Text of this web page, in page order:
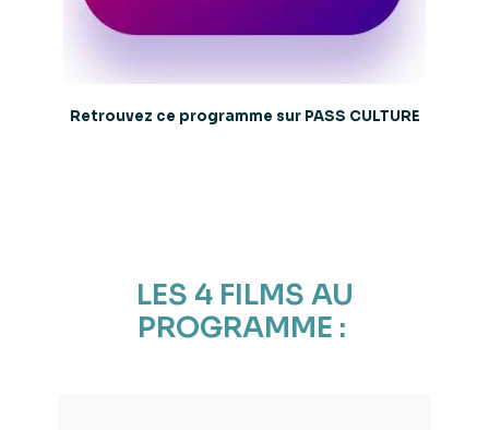
Retrouvez ce programme sur PASS CULTURE
LES 4 FILMS AU
PROGRAMME : ​